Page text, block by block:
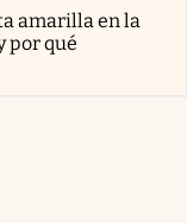
amarilla en la
por qué